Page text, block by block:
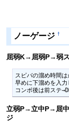
ノーゲージ †
屈弱K→屈弱P→弱
スピバの溜め時間
早めに下溜めを入
コンボ後は前ステ
立弱P→立中P→屈
ジ